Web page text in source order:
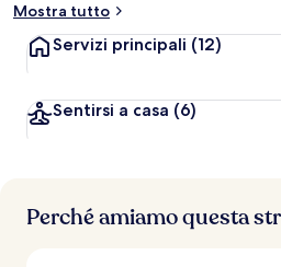
Mostra tutto
Servizi principali (12)
Sentirsi a casa (6)
Perché amiamo questa